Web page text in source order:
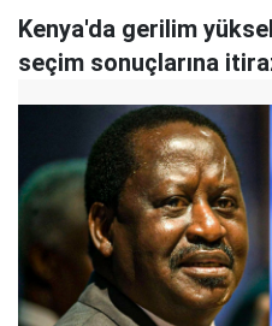
Kenya'da gerilim
seçim sonuçlarına